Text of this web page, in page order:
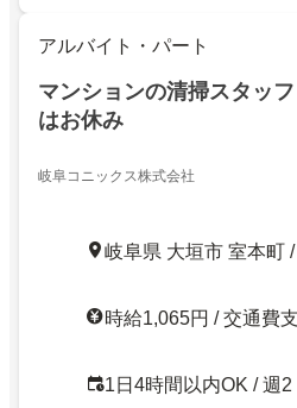
アルバイト・パート
マンションの清掃スタッ
はお休み
岐阜コニックス株式会社
岐阜県 大垣市 室本町
時給1,065円 / 交通費
1日4時間以内OK / 週